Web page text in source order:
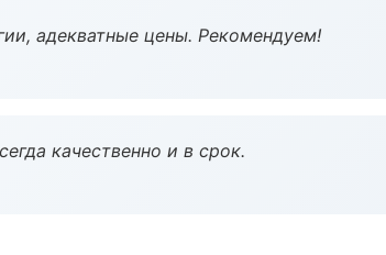
адекватные цены. Рекомендуем!
качественно и в срок.